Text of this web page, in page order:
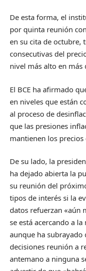
De esta forma, el
por quinta reunión
en su cita de octubre,
consecutivas del
nivel más alto en más
El BCE ha afirmado
en niveles que están
al proceso de
que las presiones
mantienen los precios
De su lado, la
ha dejado abierta la
su reunión del
tipos de interés si la
datos refuerzan «aún
se está acercando a
aunque ha
decisiones reunión a
antemano a ninguna